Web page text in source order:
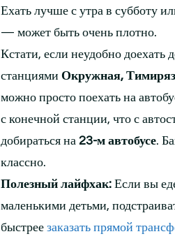
Ехать лучше с утра в субботу
— может быть очень плотно.
Кстати, если неудобно доехать
станциями Окружная,
можно просто поехать на
с конечной станции, что с
добираться на 23-м автобусе.
классно.
Полезный лайфхак: Если вы
маленькими детьми,
быстрее заказать прямой